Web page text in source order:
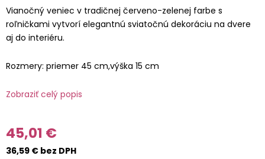
Vianočný veniec v tradičnej červeno-zelenej farbe s
roľničkami vytvorí elegantnú sviatočnú dekoráciu na dvere
aj do interiéru.
Rozmery: priemer 45 cm,výška 15 cm
Zobraziť celý popis
45,01 €
36,59 € bez DPH